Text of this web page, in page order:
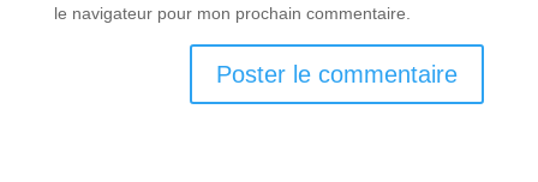
le navigateur pour mon prochain commentaire.